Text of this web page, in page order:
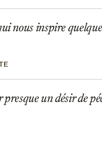
nous inspire
un désir de